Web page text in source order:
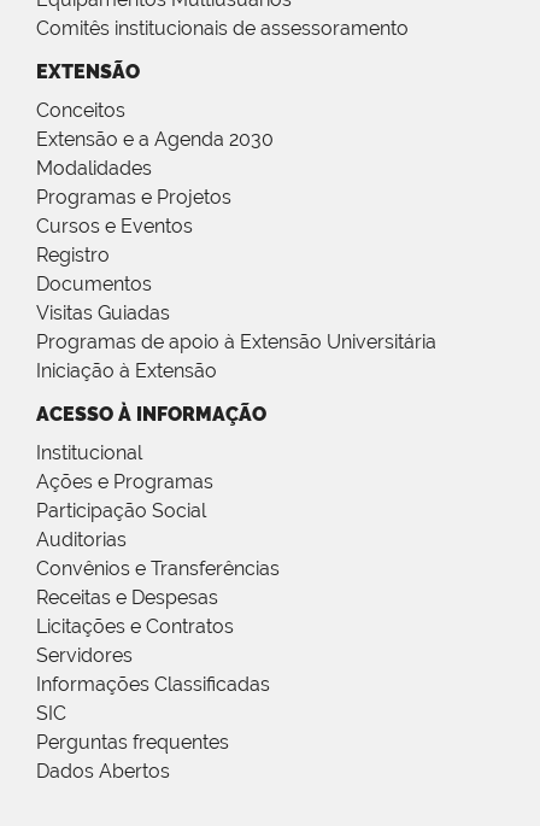
Comitês institucionais de assessoramento
EXTENSÃO
Conceitos
Extensão e a Agenda 2030
Modalidades
Programas e Projetos
Cursos e Eventos
Registro
Documentos
Visitas Guiadas
Programas de apoio à Extensão Universitária
Iniciação à Extensão
ACESSO À INFORMAÇÃO
Institucional
Ações e Programas
Participação Social
Auditorias
Convênios e Transferências
Receitas e Despesas
Licitações e Contratos
Servidores
Informações Classificadas
SIC
Perguntas frequentes
Dados Abertos